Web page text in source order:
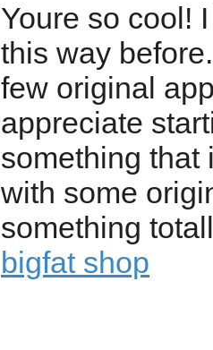
Youre so cool!
this way
few original
appreciate
something that
with some
something
bigfat shop